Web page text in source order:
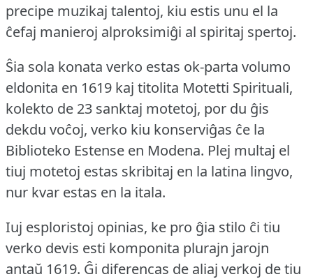
precipe muzikaj talentoj, kiu estis unu el la
ĉefaj manieroj alproksimiĝi al spiritaj spertoj.
Ŝia sola konata verko estas ok-parta volumo
eldonita en 1619 kaj titolita Motetti Spirituali,
kolekto de 23 sanktaj motetoj, por du ĝis
dekdu voĉoj, verko kiu konserviĝas ĉe la
Biblioteko Estense en Modena. Plej multaj el
tiuj motetoj estas skribitaj en la latina lingvo,
nur kvar estas en la itala.
Iuj esploristoj opinias, ke pro ĝia stilo ĉi tiu
verko devis esti komponita plurajn jarojn
antaŭ 1619. Ĝi diferencas de aliaj verkoj de tiu